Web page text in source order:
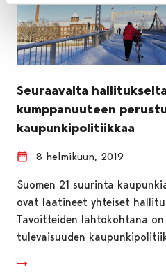
Seuraavalta
kumppanuuteen
kaupunkipolitiikkaa
8 helmikuun, 2019
Suomen 21 suurinta
ovat laatineet yhteiset
Tavoitteiden lähtökohtana
tulevaisuuden